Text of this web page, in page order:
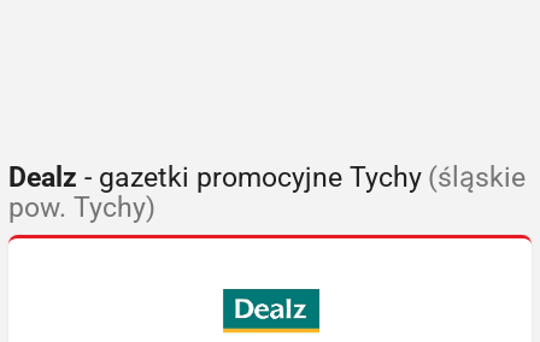
Dealz - gazetki promocyjne Tychy (śląskie
pow. Tychy)